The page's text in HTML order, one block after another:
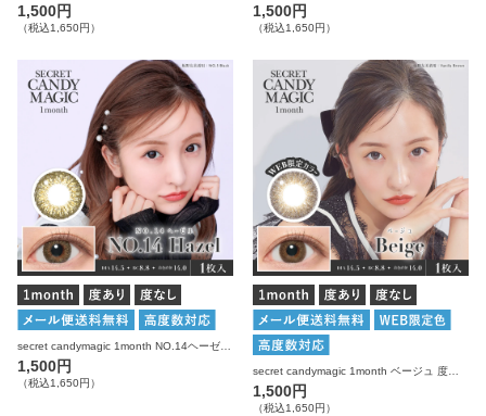
1,500円
（税込1,650円）
1,500円
（税込1,650円）
1,500円
（税込1,650円） 1,500円
（税込1,650円）